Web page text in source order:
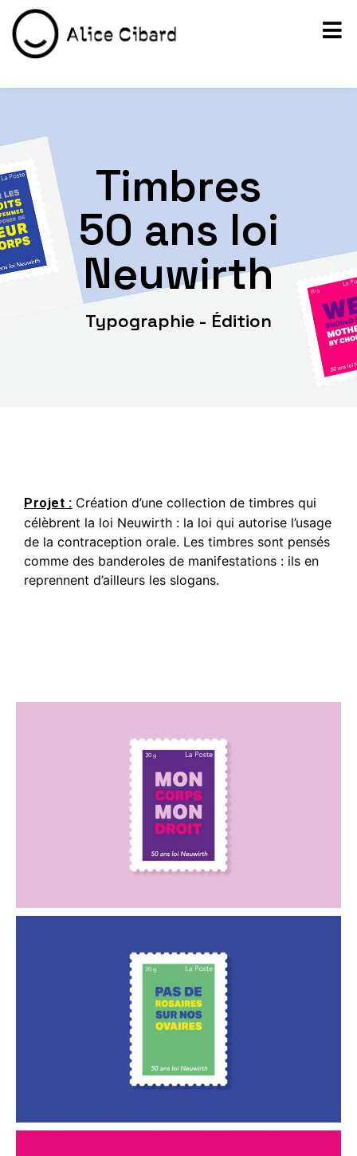
Timbres
50 ans loi
Neuwirth
Typographie - Édition
Projet : Création d’une collection de timbres qui
célèbrent la loi Neuwirth : la loi qui autorise l’usage
de la contraception orale. Les timbres sont pensés
comme des banderoles de manifestations : ils en
reprennent d’ailleurs les slogans.